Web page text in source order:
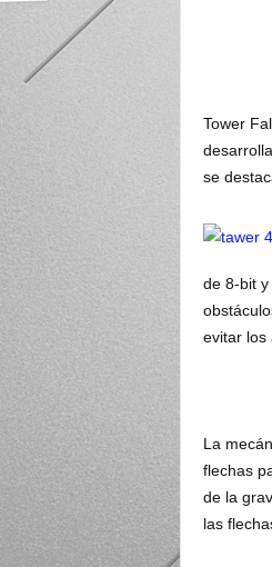
Tower
se
de 8-bit
evitar los
La
flechas
de la
las